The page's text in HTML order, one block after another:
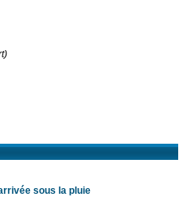
sous la pluie